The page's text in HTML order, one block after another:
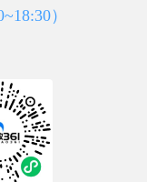
）